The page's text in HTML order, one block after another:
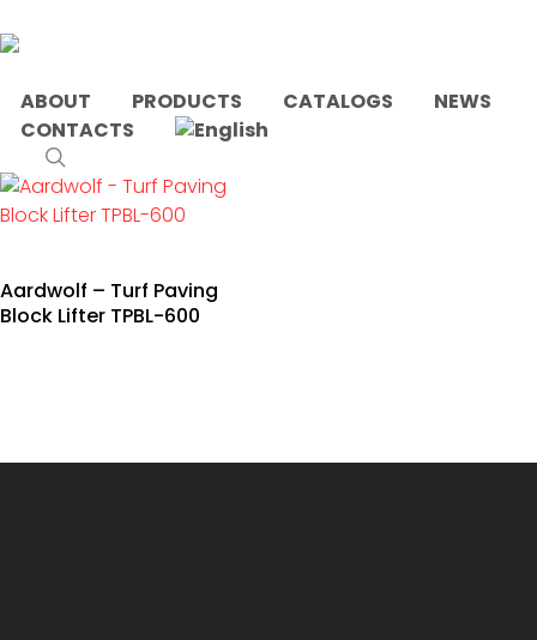
to
content
ABOUT PRODUCTS CATALOGS
NEWS
CONTACTS
Home Products tagged “turf”
Aardwolf – Turf Paving
Block Lifter TPBL-600